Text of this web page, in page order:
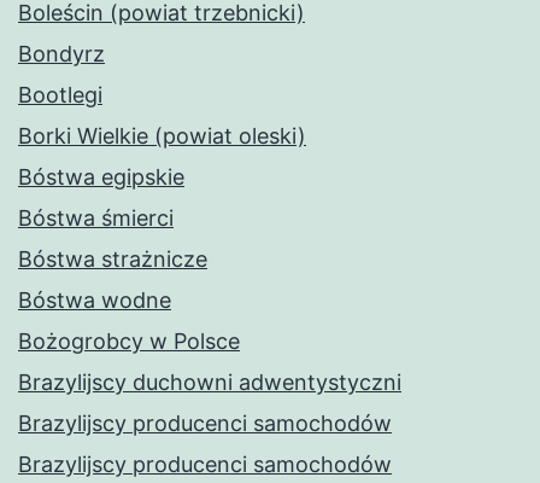
Boleścin (powiat trzebnicki)
Bondyrz
Bootlegi
Borki Wielkie (powiat oleski)
Bóstwa egipskie
Bóstwa śmierci
Bóstwa strażnicze
Bóstwa wodne
Bożogrobcy w Polsce
Brazylijscy duchowni adwentystyczni
Brazylijscy producenci samochodów
Brazylijscy producenci samochodów